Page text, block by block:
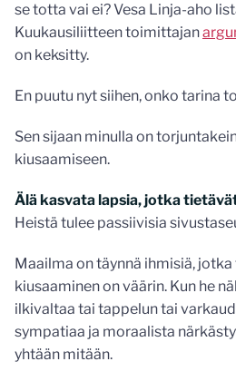
se totta vai ei? Vesa Linja-aho
Kuukausiliitteen toimittajan
on keksitty.
En puutu nyt siihen, onko tarina
Sen sijaan minulla on
kiusaamiseen.
Älä kasvata lapsia, jotka
Heistä tulee passiivisia
Maailma on täynnä ihmisiä,
kiusaaminen on väärin. Kun he
ilkivaltaa tai tappelun tai
sympatiaa ja moraalista
yhtään mitään.